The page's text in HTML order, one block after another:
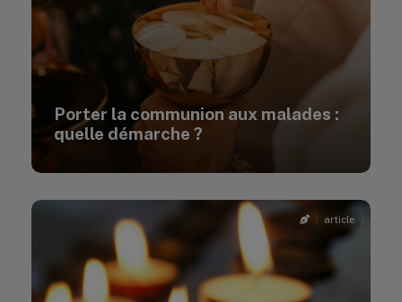
Porter la communion aux malades :
quelle démarche ?
article